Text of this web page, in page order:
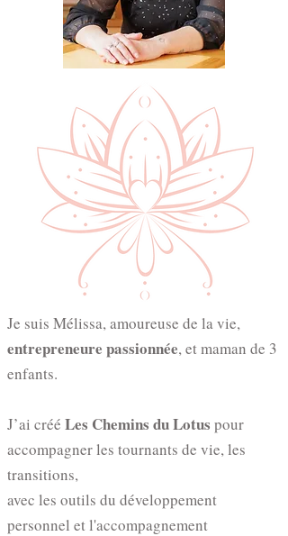
Je suis Mélissa, amoureuse de la vie,
entrepreneure passionnée, et maman de 3
enfants.
J’ai créé Les Chemins du Lotus pour
accompagner les tournants de vie, les
transitions,
avec les outils du développement
personnel et l'accompagnement